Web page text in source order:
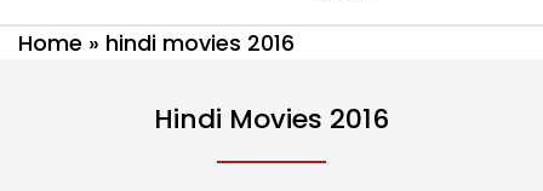
Home » hindi movies 2016
Hindi Movies 2016